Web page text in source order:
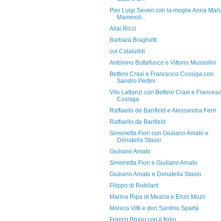
Pier Luigi Severi con la moglie Anna
Mammoli...
Aliai Ricci
Barbara Braghetti
col.Cataluddi
Antonino Buttafuoco e Vittorio Mussolini
Bettino Craxi e Francesco Cossiga con
Sandro Pertini
Vito Lattanzi con Bettino Craxi e
Cossiga
Raffaello de Banfield e Alessandra Ferri
Raffaello de Banfield
Simonetta Fiori con Giuliano Amato e
Donatella Stasio
Giuliano Amato
Simonetta Fiori e Giuliano Amato
Giuliano Amato e Donatella Stasio
Filippo di Robilant
Marina Ripa di Meana e Enzo Muzii
Monica Vitti e don Santino Spartà
Franco Bruno con il figlio